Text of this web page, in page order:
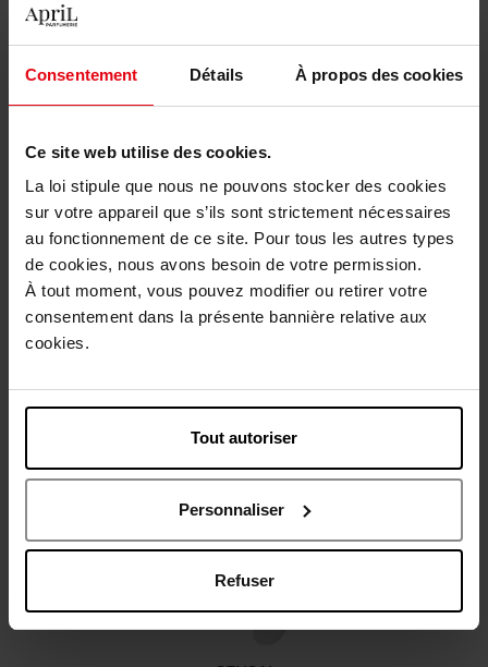
Consentement Détails À propos des cookies
Ce site web utilise des cookies.
La loi stipule que nous ne pouvons stocker des cookies
sur votre appareil que s’ils sont strictement nécessaires
au fonctionnement de ce site. Pour tous les autres types
de cookies, nous avons besoin de votre permission.
À tout moment, vous pouvez modifier ou retirer votre
consentement dans la présente bannière relative aux
cookies.
Tout autoriser
Personnaliser
Refuser
Gratis retour in je winkelpunt
Gratis verpakking
Gebruiksadvies
Karakteristieken
Review Beleid inzake klantbeoordelingen
Nog iets vergeten ?